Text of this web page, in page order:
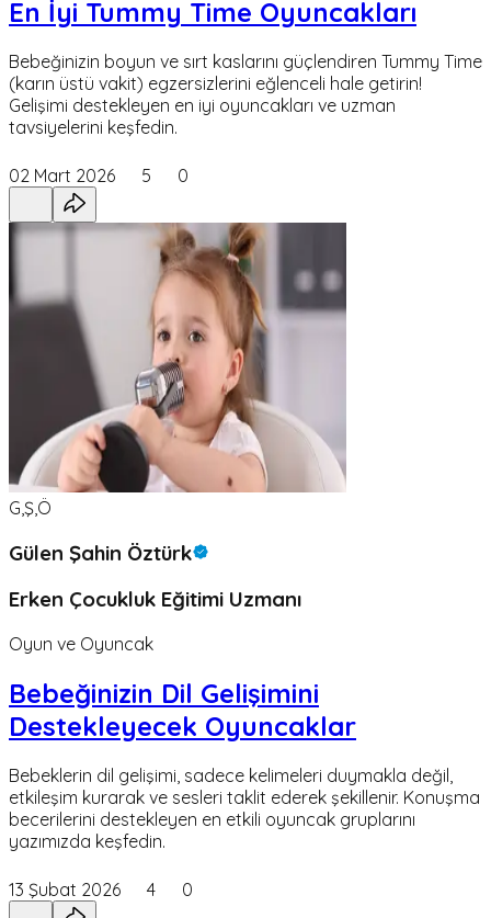
En İyi Tummy Time Oyuncakları
Bebeğinizin boyun ve sırt kaslarını güçlendiren Tummy Time
(karın üstü vakit) egzersizlerini eğlenceli hale getirin!
Gelişimi destekleyen en iyi oyuncakları ve uzman
tavsiyelerini keşfedin.
02 Mart 2026 5 0
G,Ş,Ö
Gülen Şahin Öztürk
Erken Çocukluk Eğitimi Uzmanı
Oyun ve Oyuncak
Bebeğinizin Dil Gelişimini
Destekleyecek Oyuncaklar
Bebeklerin dil gelişimi, sadece kelimeleri duymakla değil,
etkileşim kurarak ve sesleri taklit ederek şekillenir. Konuşma
becerilerini destekleyen en etkili oyuncak gruplarını
yazımızda keşfedin.
13 Şubat 2026 4 0